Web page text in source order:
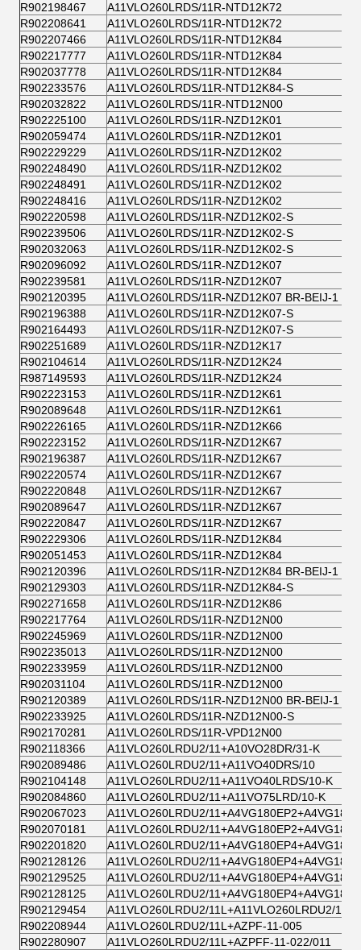
R902198467
A11VLO260LRDS/11R-NTD12K72
R902208641
A11VLO260LRDS/11R-NTD12K72
R902207466
A11VLO260LRDS/11R-NTD12K84
R902217777
A11VLO260LRDS/11R-NTD12K84
R902037778
A11VLO260LRDS/11R-NTD12K84
R902233576
A11VLO260LRDS/11R-NTD12K84-S
R902032822
A11VLO260LRDS/11R-NTD12N00
R902225100
A11VLO260LRDS/11R-NZD12K01
R902059474
A11VLO260LRDS/11R-NZD12K01
R902229229
A11VLO260LRDS/11R-NZD12K02
R902248490
A11VLO260LRDS/11R-NZD12K02
R902248491
A11VLO260LRDS/11R-NZD12K02
R902248416
A11VLO260LRDS/11R-NZD12K02
R902220598
A11VLO260LRDS/11R-NZD12K02-S
R902239506
A11VLO260LRDS/11R-NZD12K02-S
R902032063
A11VLO260LRDS/11R-NZD12K02-S
R902096092
A11VLO260LRDS/11R-NZD12K07
R902239581
A11VLO260LRDS/11R-NZD12K07
R902120395
A11VLO260LRDS/11R-NZD12K07 BR-BEIJ-1
R902196388
A11VLO260LRDS/11R-NZD12K07-S
R902164493
A11VLO260LRDS/11R-NZD12K07-S
R902251689
A11VLO260LRDS/11R-NZD12K17
R902104614
A11VLO260LRDS/11R-NZD12K24
R987149593
A11VLO260LRDS/11R-NZD12K24
R902223153
A11VLO260LRDS/11R-NZD12K61
R902089648
A11VLO260LRDS/11R-NZD12K61
R902226165
A11VLO260LRDS/11R-NZD12K66
R902223152
A11VLO260LRDS/11R-NZD12K67
R902196387
A11VLO260LRDS/11R-NZD12K67
R902220574
A11VLO260LRDS/11R-NZD12K67
R902220848
A11VLO260LRDS/11R-NZD12K67
R902089647
A11VLO260LRDS/11R-NZD12K67
R902220847
A11VLO260LRDS/11R-NZD12K67
R902229306
A11VLO260LRDS/11R-NZD12K84
R902051453
A11VLO260LRDS/11R-NZD12K84
R902120396
A11VLO260LRDS/11R-NZD12K84 BR-BEIJ-1
R902129303
A11VLO260LRDS/11R-NZD12K84-S
R902271658
A11VLO260LRDS/11R-NZD12K86
R902217764
A11VLO260LRDS/11R-NZD12N00
R902245969
A11VLO260LRDS/11R-NZD12N00
R902235013
A11VLO260LRDS/11R-NZD12N00
R902233959
A11VLO260LRDS/11R-NZD12N00
R902031104
A11VLO260LRDS/11R-NZD12N00
R902120389
A11VLO260LRDS/11R-NZD12N00 BR-BEIJ-1
R902233925
A11VLO260LRDS/11R-NZD12N00-S
R902170281
A11VLO260LRDS/11R-VPD12N00
R902118366
A11VLO260LRDU2/11+A10VO28DR/31-K
R902089486
A11VLO260LRDU2/11+A11VO40DRS/10
R902104148
A11VLO260LRDU2/11+A11VO40LRDS/10-K
R902084860
A11VLO260LRDU2/11+A11VO75LRD/10-K
R902067023
A11VLO260LRDU2/11+A4VG180EP2+A4VG180
R902070181
A11VLO260LRDU2/11+A4VG180EP2+A4VG180
R902201820
A11VLO260LRDU2/11+A4VG180EP4+A4VG180
R902128126
A11VLO260LRDU2/11+A4VG180EP4+A4VG180E
R902129525
A11VLO260LRDU2/11+A4VG180EP4+A4VG180E
R902128125
A11VLO260LRDU2/11+A4VG180EP4+A4VG180E
R902129454
A11VLO260LRDU2/11L+A11VLO260LRDU2/11L
R902208944
A11VLO260LRDU2/11L+AZPF-11-005
R902280907
A11VLO260LRDU2/11L+AZPFF-11-022/011